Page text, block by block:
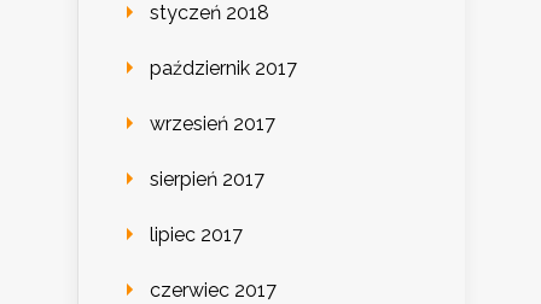
styczeń 2018
październik 2017
wrzesień 2017
sierpień 2017
lipiec 2017
czerwiec 2017